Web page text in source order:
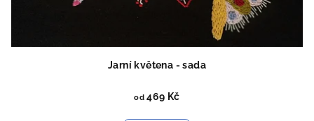
Jarní květena - sada
od 469 Kč